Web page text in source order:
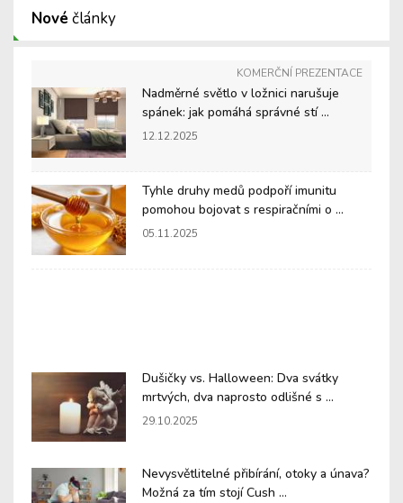
Nové články
KOMERČNÍ PREZENTACE
Nadměrné světlo v ložnici narušuje
spánek: jak pomáhá správné stí ...
12.12.2025
Tyhle druhy medů podpoří imunitu
pomohou bojovat s respiračními o ...
05.11.2025
Dušičky vs. Halloween: Dva svátky
mrtvých, dva naprosto odlišné s ...
29.10.2025
Nevysvětlitelné přibírání, otoky a únava?
Možná za tím stojí Cush ...